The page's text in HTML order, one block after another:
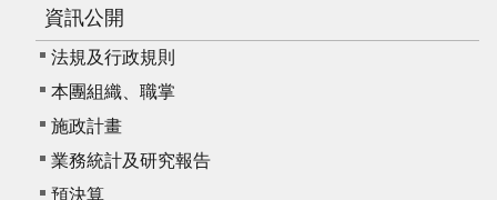
資訊公開
法規及行政規則
本團組織、職掌
施政計畫
業務統計及研究報告
預決算